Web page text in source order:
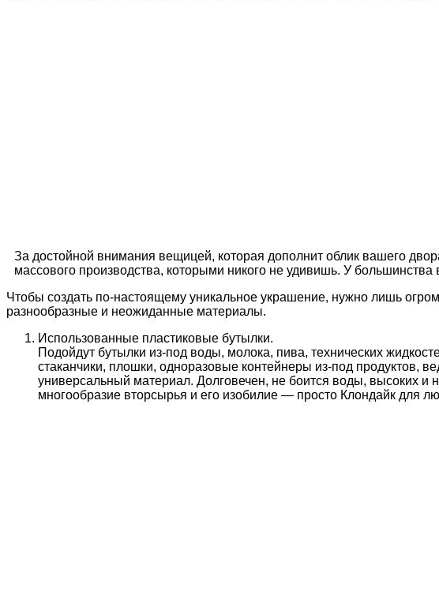
За достойной внимания вещицей, которая дополнит облик вашего
массового производства, которыми никого не удивишь. У
Чтобы создать по-настоящему уникальное украшение, нужно лишь
разнообразные и неожиданные материалы.
Использованные пластиковые бутылки.
Подойдут бутылки из-под воды, молока, пива, технических
стаканчики, плошки, одноразовые контейнеры из-под продуктов,
универсальный материал. Долговечен, не боится воды, высоких и
многообразие вторсырья и его изобилие — просто Клондайк для